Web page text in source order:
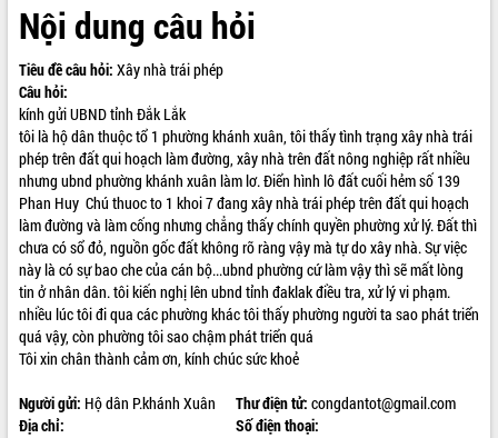
TIN TỨC SỰ KIỆN
SỞ, BAN, NGÀNH
UBND CÁC XÃ, PHƯỜNG
THÔNG TIN CHỈ ĐẠO ĐIỀU HÀNH
HỆ THỐNG VĂN BẢN
VĂN BẢN HĐND TỈNH
ĐIỂM TIN VĂN BẢN
QUY HOẠCH - KẾ HOẠCH
Nội dung câu hỏi
Tiêu đề câu hỏi: Xây nhà trái phép
Câu hỏi:
kính gửi UBND tỉnh Đắk Lắk
tôi là hộ dân thuộc tổ 1 phường khánh xuân, tôi thấy tình trạng xây nhà trái
phép trên đất qui hoạch làm đường, xây nhà trên đất nông nghiệp rất nhiều
nhưng ubnd phường khánh xuân làm lơ. Điển hình lô đất cuối hẻm số 139
Phan Huy Chú thuoc to 1 khoi 7 đang xây nhà trái phép trên đất qui hoạch
làm đường và làm cống nhưng chẳng thấy chính quyền phường xử lý. Đất thì
chưa có sổ đỏ, nguồn gốc đất không rõ ràng vậy mà tự do xây nhà. Sự việc
này là có sự bao che của cán bộ...ubnd phường cứ làm vậy thì sẽ mất lòng
tin ở nhân dân. tôi kiến nghị lên ubnd tỉnh đaklak điều tra, xử lý vi phạm.
nhiều lúc tôi đi qua các phường khác tôi thấy phường người ta sao phát triển
quá vậy, còn phường tôi sao chậm phát triển quá
Tôi xin chân thành cảm ơn, kính chúc sức khoẻ
Người gửi: Hộ dân P.khánh Xuân Thư điện tử: congdantot@gmail.com
Địa chỉ:
Số điện thoại: